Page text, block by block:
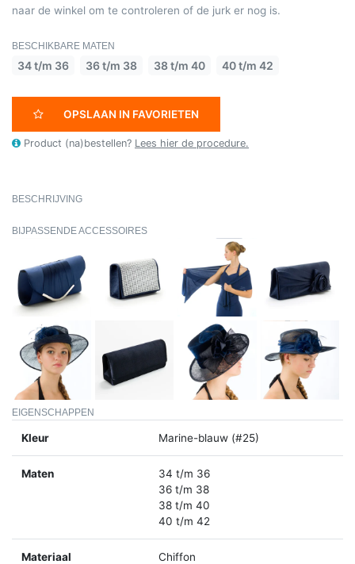
naar de winkel om te controleren of de jurk er nog is.
BESCHIKBARE MATEN
34 t/m 36 36 t/m 38 38 t/m 40 40 t/m 42
OPSLAAN IN FAVORIETEN
Product (na)bestellen? Lees hier de procedure.
BESCHRIJVING
BIJPASSENDE ACCESSOIRES
EIGENSCHAPPEN
Kleur Marine-blauw (#25)
Maten
34 t/m 36
36 t/m 38
38 t/m 40
40 t/m 42
Materiaal Chiffon